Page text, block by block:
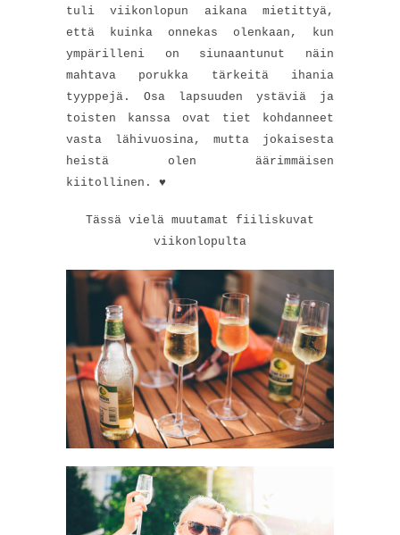
tuli viikonlopun aikana mietittyä,
että kuinka onnekas olenkaan, kun
ympärilleni on siunaantunut näin
mahtava porukka tärkeitä ihania
tyyppejä. Osa lapsuuden ystäviä ja
toisten kanssa ovat tiet kohdanneet
vasta lähivuosina, mutta jokaisesta
heistä olen äärimmäisen
kiitollinen. ♥
Tässä vielä muutamat fiiliskuvat
viikonlopulta